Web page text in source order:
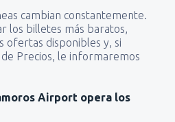
cambian constantemente.
los billetes más baratos,
ofertas disponibles y, si
Precios, le informaremos
Airport opera los